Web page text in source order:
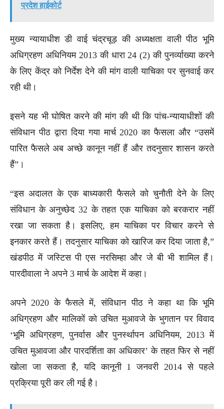
प्रदेश हाईकोर्ट
मुख्य न्यायाधीश डी वाई चंद्रचूड़ की अध्यक्षता वाली पीठ भूमि
अधिग्रहण अधिनियम 2013 की धारा 24 (2) की पुनर्व्याख्या करने
के लिए केंद्र को निर्देश देने की मांग वाली याचिका पर सुनवाई कर
रही थी।
इसने यह भी घोषित करने की मांग की थी कि पांच-न्यायाधीशों की
संविधान पीठ द्वारा दिया गया मार्च 2020 का फैसला और “उसमें
पारित फैसले अब अच्छे कानून नहीं हैं और तदनुसार शासन करते
हैं”।
“इस अदालत के एक बाध्यकारी फैसले को चुनौती देने के लिए
संविधान के अनुच्छेद 32 के तहत एक याचिका को बरकरार नहीं
रखा जा सकता है। इसलिए, हम याचिका पर विचार करने से
इनकार करते हैं। तदनुसार याचिका को खारिज कर दिया जाता है,”
खंडपीठ में जस्टिस पी एस नरसिम्हा और जे बी भी शामिल हैं।
पारदीवाला ने अपने 3 मार्च के आदेश में कहा।
अपने 2020 के फैसले में, संविधान पीठ ने कहा था कि भूमि
अधिग्रहण और मालिकों को उचित मुआवजे के भुगतान पर विवाद
‘भूमि अधिग्रहण, पुनर्वास और पुनर्स्थापन अधिनियम, 2013 में
उचित मुआवजा और पारदर्शिता का अधिकार’ के तहत फिर से नहीं
खोला जा सकता है, यदि कानूनी 1 जनवरी 2014 से पहले
प्रक्रिया पूरी कर ली गई है।